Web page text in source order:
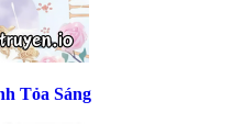
Tỏa Sáng